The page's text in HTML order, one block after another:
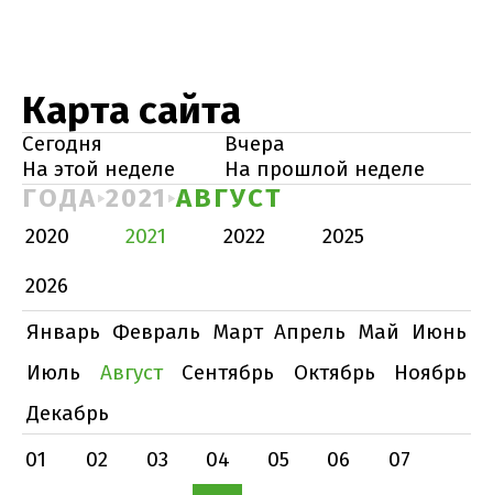
Карта сайта
Сегодня
Вчера
На этой неделе
На прошлой неделе
ГОДА 2021 АВГУСТ
2020 2021 2022
2025
2026
Январь Февраль Март Апрель Май
Июнь
Июль
Август Сентябрь Октябрь
Ноябрь
Декабрь
01
02 03 04 05 06
07